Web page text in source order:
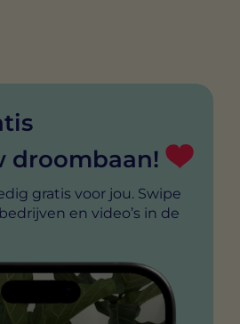
droombaan!
gratis voor jou. Swipe
en video’s in de